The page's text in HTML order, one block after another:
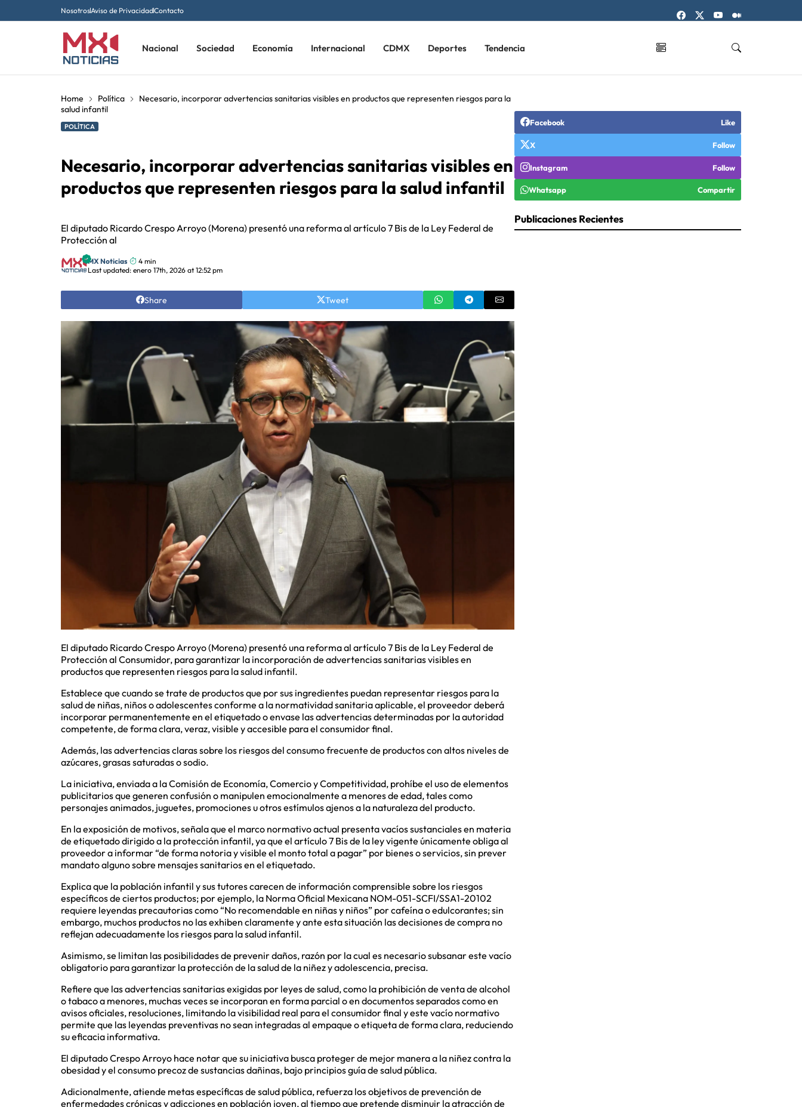
NosotrosAviso de PrivacidadContacto
Nacional Sociedad Economía Internacional CDMX Deportes Tendencia
Home Política
Necesario, incorporar advertencias sanitarias visibles en productos que representen riesgos para la
salud infantil
POLÍTICA
Necesario, incorporar advertencias sanitarias visibles en
productos que representen riesgos para la salud infantil
El diputado Ricardo Crespo Arroyo (Morena) presentó una reforma al artículo 7 Bis de la Ley Federal de
Protección al
MX Noticias
4 min
Last updated: enero 17th, 2026 at 12:52 pm
Share Tweet
El diputado Ricardo Crespo Arroyo (Morena) presentó una reforma al artículo 7 Bis de la Ley Federal de
Protección al Consumidor, para garantizar la incorporación de advertencias sanitarias visibles en
productos que representen riesgos para la salud infantil.
Establece que cuando se trate de productos que por sus ingredientes puedan representar riesgos para la
salud de niñas, niños o adolescentes conforme a la normatividad sanitaria aplicable, el proveedor deberá
incorporar permanentemente en el etiquetado o envase las advertencias determinadas por la autoridad
competente, de forma clara, veraz, visible y accesible para el consumidor final.
Además, las advertencias claras sobre los riesgos del consumo frecuente de productos con altos niveles de
azúcares, grasas saturadas o sodio.
La iniciativa, enviada a la Comisión de Economía, Comercio y Competitividad, prohíbe el uso de elementos
publicitarios que generen confusión o manipulen emocionalmente a menores de edad, tales como
personajes animados, juguetes, promociones u otros estímulos ajenos a la naturaleza del producto.
En la exposición de motivos, señala que el marco normativo actual presenta vacíos sustanciales en materia
de etiquetado dirigido a la protección infantil, ya que el artículo 7 Bis de la ley vigente únicamente obliga al
proveedor a informar “de forma notoria y visible el monto total a pagar” por bienes o servicios, sin prever
mandato alguno sobre mensajes sanitarios en el etiquetado.
Explica que la población infantil y sus tutores carecen de información comprensible sobre los riesgos
específicos de ciertos productos; por ejemplo, la Norma Oficial Mexicana NOM-051-SCFI/SSA1-20102
requiere leyendas precautorias como “No recomendable en niñas y niños” por cafeína o edulcorantes; sin
embargo, muchos productos no las exhiben claramente y ante esta situación las decisiones de compra no
reflejan adecuadamente los riesgos para la salud infantil.
Asimismo, se limitan las posibilidades de prevenir daños, razón por la cual es necesario subsanar este vacío
obligatorio para garantizar la protección de la salud de la niñez y adolescencia, precisa.
Refiere que las advertencias sanitarias exigidas por leyes de salud, como la prohibición de venta de alcohol
o tabaco a menores, muchas veces se incorporan en forma parcial o en documentos separados como en
avisos oficiales, resoluciones, limitando la visibilidad real para el consumidor final y este vacío normativo
permite que las leyendas preventivas no sean integradas al empaque o etiqueta de forma clara, reduciendo
su eficacia informativa.
El diputado Crespo Arroyo hace notar que su iniciativa busca proteger de mejor manera a la niñez contra la
obesidad y el consumo precoz de sustancias dañinas, bajo principios guía de salud pública.
Adicionalmente, atiende metas específicas de salud pública, refuerza los objetivos de prevención de
enfermedades crónicas y adicciones en población joven, al tiempo que pretende disminuir la atracción de
Facebook Like
X Follow
Instagram Follow
Whatsapp Compartir
Publicaciones Recientes